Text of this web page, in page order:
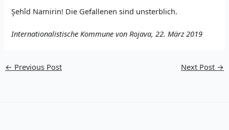
Şehîd Namirin! Die Gefallenen sind unsterblich.
Internationalistische Kommune von Rojava, 22. März 2019
← Previous Post Next Post →